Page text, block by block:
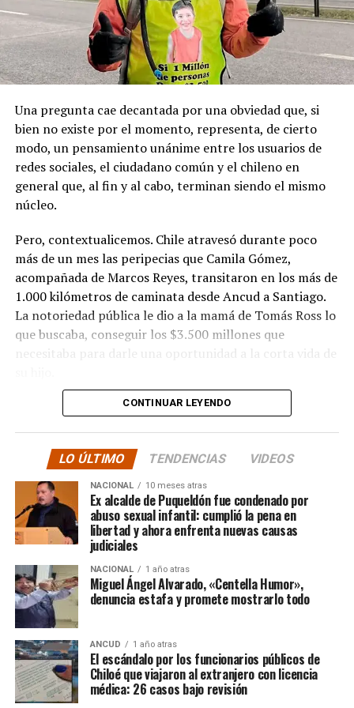
Goleta de Guerra Ancud de la Armada tomaron posesión
de estas tierras patagónicas donde izaron la bandera
nacional declarando este territorio como parte de Chile.
Una pregunta cae decantada por una obviedad que, si
bien no existe por el momento, representa, de cierto
modo, un pensamiento unánime entre los usuarios de
redes sociales, el ciudadano común y el chileno en
general que, al fin y al cabo, terminan siendo el mismo
núcleo.
Pero, contextualicemos. Chile atravesó durante poco
más de un mes las peripecias que Camila Gómez,
acompañada de Marcos Reyes, transitaron en los más de
1.000 kilómetros de caminata desde Ancud a Santiago.
La notoriedad pública le dio a la mamá de Tomás Ross lo
que buscaba, conseguir los $3.500 millones que
necesitaba para darle una oportunidad a la corta vida de
La solidaridad y empatía de los chilenos en cada paso
sino que se superó con creces. De hecho, el último
cómputo dado a conocer reveló la suma total de
$3.689.545.200.
Según Camila Gómez, el excedente de casi $200
millones sería destinadopara los costos médicos
asociados al suministro del Elevidys «porque los 3.500
millonessolo incluye el frasco del fármaco y no los
otros gastos relacionados con los tres meses del
tratamiento
«, indicó a Meganonoticias.cl
Pero, volviendo al principio, damos curso a una solicitud
imposible de especificar con exactitud pero que un
simple chequeo de los ánimos de la gente, se puede ver
como un anhelo mayúsculo el hecho de que esos casi
CONTINUAR LEYENDO
LO ÚLTIMO TENDENCIAS VIDEOS
NACIONAL 10 meses atras
Ex alcalde de Puqueldón fue condenado por
abuso sexual infantil: cumplió la pena en
libertad y ahora enfrenta nuevas causas
judiciales
NACIONAL 1 año atras
Miguel Ángel Alvarado, «Centella Humor»,
denuncia estafa y promete mostrarlo todo
ANCUD 1 año atras
El escándalo por los funcionarios públicos de
Chiloé que viajaron al extranjero con licencia
médica: 26 casos bajo revisión